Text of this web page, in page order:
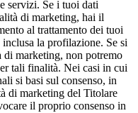
servizi. Se i tuoi dati
di marketing, hai il
al trattamento dei tuoi
la profilazione. Se si
di marketing, non potremo
tali finalità. Nei casi in cui
si basi sul consenso, in
di marketing del Titolare
il proprio consenso in